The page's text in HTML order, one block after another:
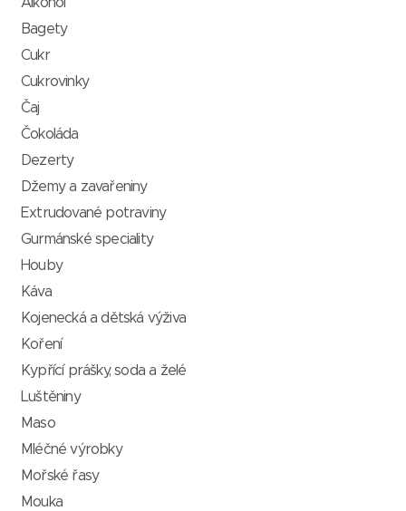
Alkohol
Bagety
Cukr
Cukrovinky
Čaj
Čokoláda
Dezerty
Džemy a zavařeniny
Extrudované potraviny
Gurmánské speciality
Houby
Káva
Kojenecká a dětská výživa
Koření
Kypřící prášky, soda a želé
Luštěniny
Maso
Mléčné výrobky
Mořské řasy
Mouka